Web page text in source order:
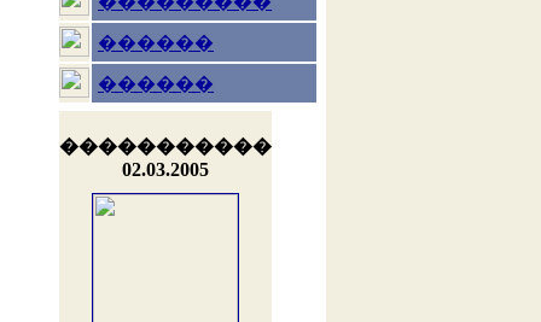
������
������
�����������
02.03.2005